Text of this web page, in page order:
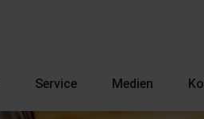
Service Medien